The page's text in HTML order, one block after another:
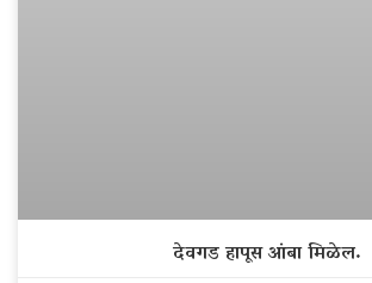
देवगड हापूस आंबा मिळेल.